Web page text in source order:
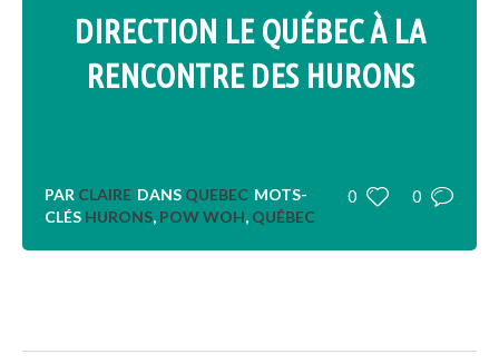
DIRECTION LE QUÉBEC À LA
RENCONTRE DES HURONS
0 0
PAR CLAIRE DANS QUEBEC MOTS-
CLÉS HURONS, POW WOH, QUÉBEC